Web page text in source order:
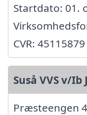
Startdato: 01.
CVR: 45115879
Suså VVS v/Ib
Præsteengen